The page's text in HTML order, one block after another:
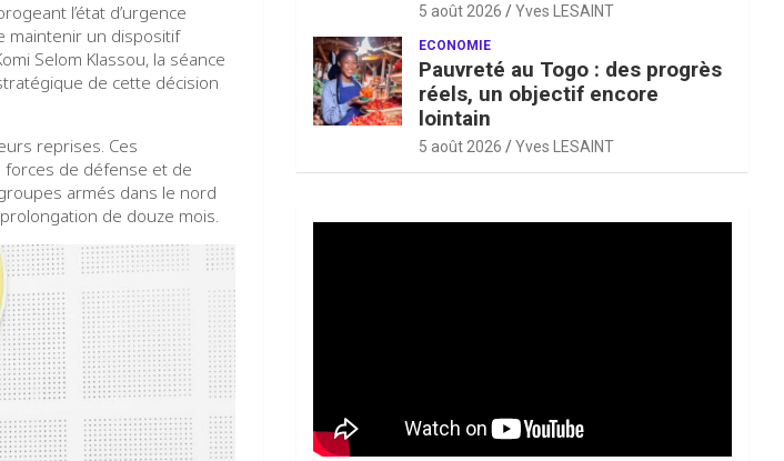
l’état d’urgence
maintenir un dispositif
Selom Klassou, la séance
de cette décision
reprises. Ces
de défense et de
armés dans le nord
de douze mois.
5 août 2026 Yves LESAINT
ECONOMIE
Pauvreté au Togo : des progrès
réels, un objectif encore
lointain
5 août 2026 Yves LESAINT